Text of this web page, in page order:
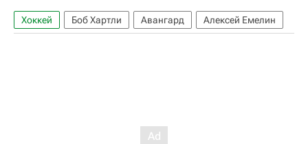
Хоккей Боб Хартли Авангард Алексей Емелин